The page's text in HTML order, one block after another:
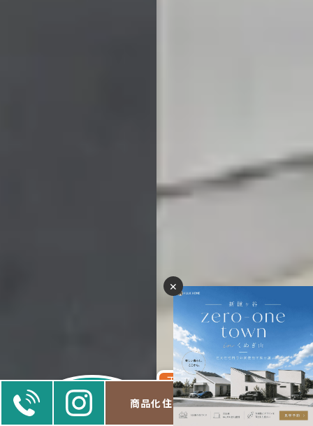
商品化住宅 モデルハウス
モデルハウスを
見学したい
工場・倉庫・プレハブ
新築/リフォーム
✕